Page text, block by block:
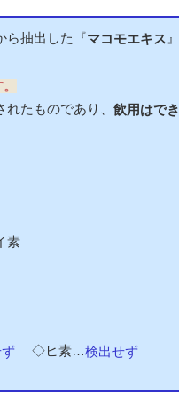
ら抽出した『マコモエキス 』
たものであり、 飲用はでき
素
ず ◇ヒ素…検出せず